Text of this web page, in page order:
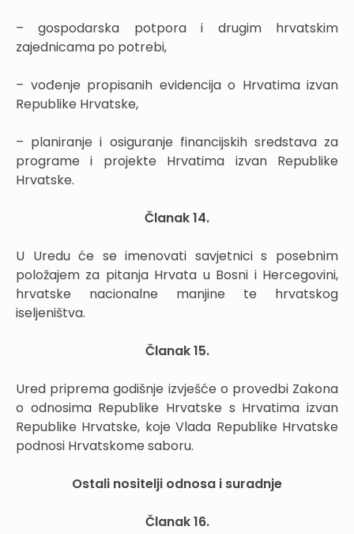
– gospodarska potpora i drugim hrvatskim
zajednicama po potrebi,
– vođenje propisanih evidencija o Hrvatima izvan
Republike Hrvatske,
– planiranje i osiguranje financijskih sredstava za
programe i projekte Hrvatima izvan Republike
Hrvatske.
Članak 14.
U Uredu će se imenovati savjetnici s posebnim
položajem za pitanja Hrvata u Bosni i Hercegovini,
hrvatske nacionalne manjine te hrvatskog
iseljeništva.
Članak 15.
Ured priprema godišnje izvješće o provedbi Zakona
o odnosima Republike Hrvatske s Hrvatima izvan
Republike Hrvatske, koje Vlada Republike Hrvatske
podnosi Hrvatskome saboru.
Ostali nositelji odnosa i suradnje
Članak 16.